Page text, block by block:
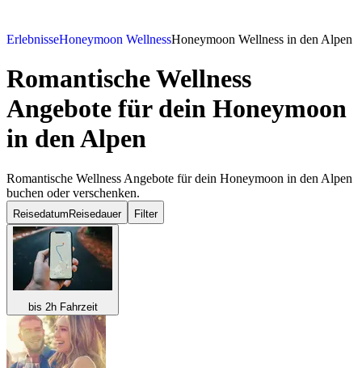
ErlebnisseHoneymoon WellnessHoneymoon Wellness in den Alpen
Romantische Wellness
Angebote für dein Honeymoon
in den Alpen
Romantische Wellness Angebote für dein Honeymoon in den Alpen
buchen oder verschenken.
Reisedatum Reisedauer Filter
bis 2h Fahrzeit